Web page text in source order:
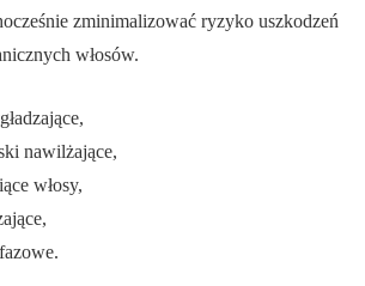
zminimalizować ryzyko uszkodzeń
włosów.
nawilżające,
włosy,